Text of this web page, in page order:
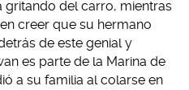
gritando del carro, mientras
creer que su hermano
de este genial y
es parte de la Marina de
a su familia al colarse en